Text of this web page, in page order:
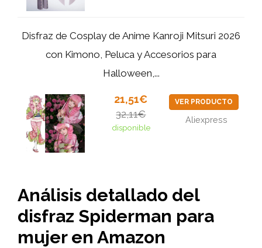
Disfraz de Cosplay de Anime Kanroji Mitsuri 2026
con Kimono, Peluca y Accesorios para
Halloween,...
21,51€
32,11€
disponible
VER PRODUCTO
Aliexpress
Análisis detallado del
disfraz Spiderman para
mujer en Amazon